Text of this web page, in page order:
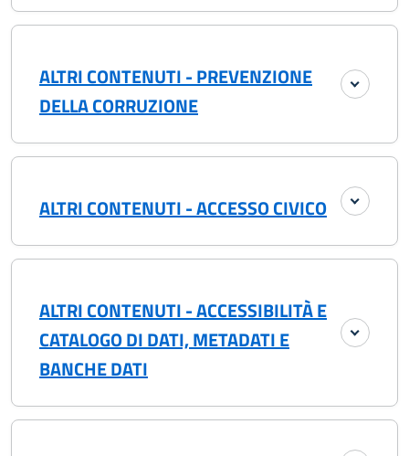
ALTRI CONTENUTI - PREVENZIONE
DELLA CORRUZIONE
ALTRI CONTENUTI - ACCESSO CIVICO
ALTRI CONTENUTI - ACCESSIBILITÀ E
CATALOGO DI DATI, METADATI E
BANCHE DATI